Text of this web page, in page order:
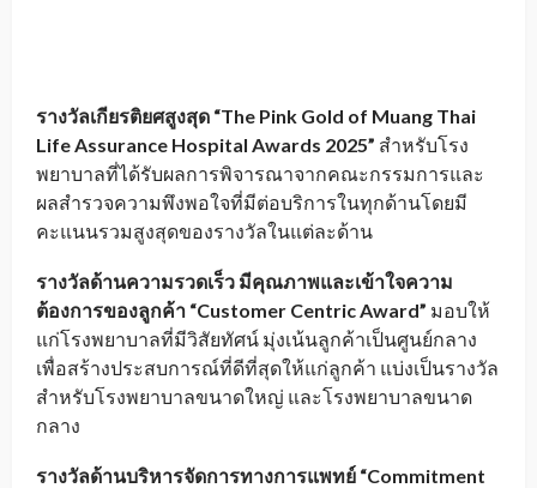
รางวัลเกียรติยศสูงสุด “The Pink Gold of Muang Thai
Life Assurance Hospital Awards 2025” สำหรับโรง
พยาบาลที่ได้รับผลการพิจารณาจากคณะกรรมการและ
ผลสำรวจความพึงพอใจที่มีต่อบริการในทุกด้านโดยมี
คะแนนรวมสูงสุดของรางวัลในแต่ละด้าน
รางวัลด้านความรวดเร็ว มีคุณภาพและเข้าใจความ
ต้องการของลูกค้า “Customer Centric Award” มอบให้
แก่โรงพยาบาลที่มีวิสัยทัศน์ มุ่งเน้นลูกค้าเป็นศูนย์กลาง
เพื่อสร้างประสบการณ์ที่ดีที่สุดให้แก่ลูกค้า แบ่งเป็นรางวัล
สำหรับโรงพยาบาลขนาดใหญ่ และโรงพยาบาลขนาด
กลาง
รางวัลด้านบริหารจัดการทางการแพทย์ “Commitment